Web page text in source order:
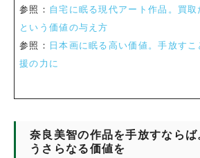
参照： 自宅に眠る現代アート作品。買
という価値の与え方
参照： 日本画に眠る高い価値。手放す
援の力に
奈良美智の作品を手放すなら
うさらなる価値を